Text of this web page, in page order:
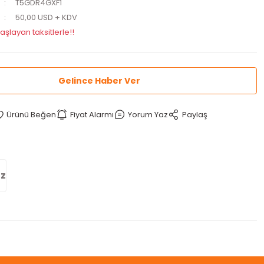
T5GDR4GXF1
50,00 USD + KDV
taksitlerle!!
Gelince Haber Ver
Fiyat Alarmı Yorum Yaz Paylaş